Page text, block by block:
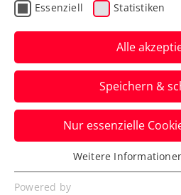
Erste Bank
stürmt ins
Der Weltranglistendritte
bleibt beim ATP-500-
weiter ohne Satzverlust.
Verfasst von: Presseaussendung /
Essenziell Statistiken
Alle
Speichern &
Nur essenzielle
Essenziell
Essenzielle Cookies werden für
Weitere
Powered by